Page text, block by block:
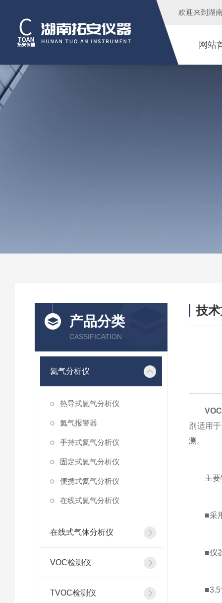
欢迎来到 湖
网站
产品分类
CASSIFICATION
氦气分析仪
热导式氦气分析仪
氦气报警器
手持式氦气分析仪
固定式氦气分析仪
便携式氦气分析仪
在线式氦气分析仪
在线式气体分析仪
VOC检测仪
TVOC检测仪
技
别适用
测。
主要
■采用
■仪器
■3.5寸